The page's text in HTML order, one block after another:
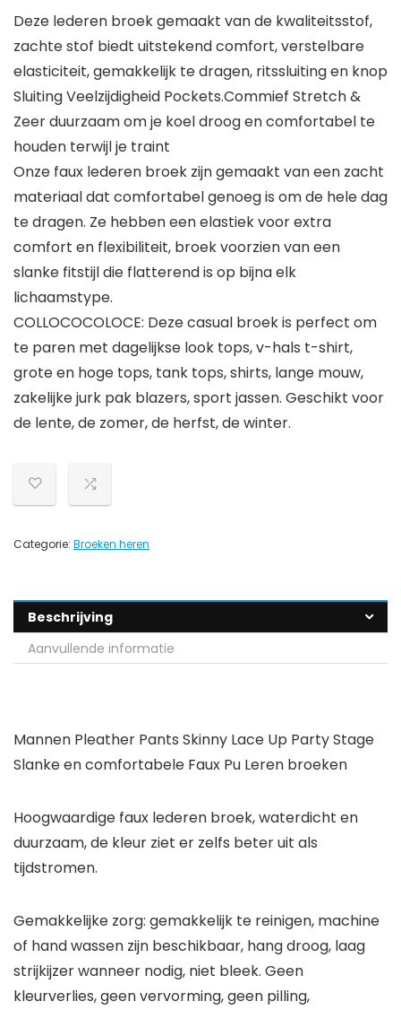
Deze lederen broek gemaakt van de kwaliteitsstof,
zachte stof biedt uitstekend comfort, verstelbare
elasticiteit, gemakkelijk te dragen, ritssluiting en knop
Sluiting Veelzijdigheid Pockets.Commief Stretch &
Zeer duurzaam om je koel droog en comfortabel te
houden terwijl je traint
Onze faux lederen broek zijn gemaakt van een zacht
materiaal dat comfortabel genoeg is om de hele dag
te dragen. Ze hebben een elastiek voor extra
comfort en flexibiliteit, broek voorzien van een
slanke fitstijl die flatterend is op bijna elk
lichaamstype.
COLLOCOCOLOCE: Deze casual broek is perfect om
te paren met dagelijkse look tops, v-hals t-shirt,
grote en hoge tops, tank tops, shirts, lange mouw,
zakelijke jurk pak blazers, sport jassen. Geschikt voor
de lente, de zomer, de herfst, de winter.
Categorie: Broeken heren
Beschrijving
Aanvullende informatie
Mannen Pleather Pants Skinny Lace Up Party Stage
Slanke en comfortabele Faux Pu Leren broeken
Hoogwaardige faux lederen broek, waterdicht en
duurzaam, de kleur ziet er zelfs beter uit als
tijdstromen.
Gemakkelijke zorg: gemakkelijk te reinigen, machine
of hand wassen zijn beschikbaar, hang droog, laag
strijkijzer wanneer nodig, niet bleek. Geen
kleurverlies, geen vervorming, geen pilling,